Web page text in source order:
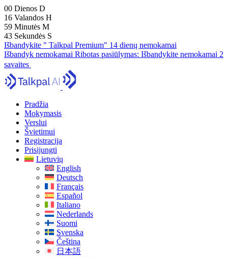
00 Dienos D
16 Valandos H
59 Minutės M
41 Sekundės S
Išbandykite " Talkpal Premium" 14 dienų nemokamai
Išbandyk nemokamai Ribotas pasiūlymas: Išbandykite nemokamai 2
savaites
Pradžia
Mokymasis
Verslui
Švietimui
Registracija
Prisijungti
Lietuvių
English
Deutsch
Français
Español
Italiano
Nederlands
Suomi
Svenska
Čeština
日本語